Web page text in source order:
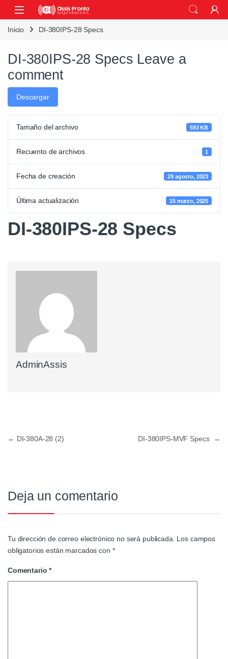
Skip to navigation
Skip to content
Inicio DI-380IPS-28 Specs
DI-380IPS-28 Specs Leave a
comment
Descargar
Tamaño del archivo 593 KB
Recuento de archivos 1
Fecha de creación 29 agosto, 2023
Última actualización 15 marzo, 2025
DI-380IPS-28 Specs
AdminAssis
Navegación de entradas
← DI-380A-28 (2) DI-380IPS-MVF Specs →
Deja un comentario
Tu dirección de correo electrónico no será publicada. Los campos
obligatorios están marcados con *
Comentario*